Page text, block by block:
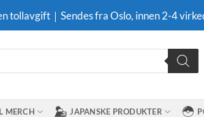
tollavgift｜Sendes fra Oslo, innen 2-4
MERCH JAPANSKE PRODUKTER